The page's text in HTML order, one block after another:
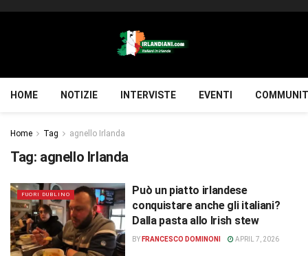
HOME NOTIZIE INTERVISTE EVENTI
Home Tag agnello Irlanda
Tag: agnello Irlanda
FUORI DUBLINO
Può un piatto irlandese
conquistare anche gli italiani?
Dalla pasta allo Irish stew
BY FRANCESCO DOMINONI APRIL 7, 2026